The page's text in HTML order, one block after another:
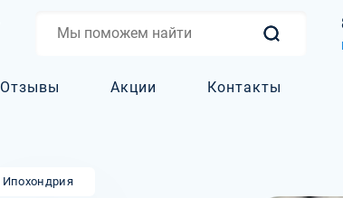
Отзывы Акции Контакты
Ипохондрия